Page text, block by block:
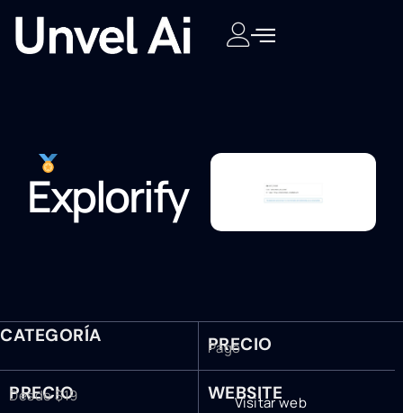
Explorify
CATEGORÍA PRECIO
Pago
PRECIO
Desde $19 WEBSITE
Visitar web